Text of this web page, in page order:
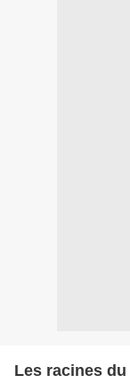
Les racines du